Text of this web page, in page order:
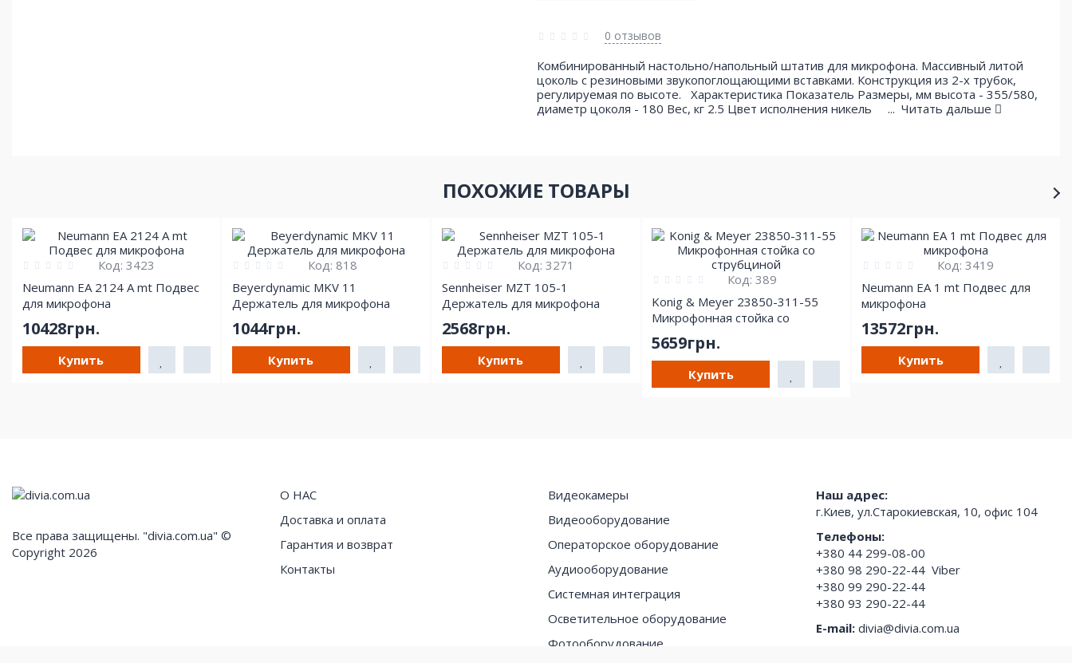
0 отзывов
Комбинированный настольно/напольный штатив для микрофона. Массивный литой
цоколь с резиновыми звукопоглощающими вставками. Конструкция из 2-х трубок,
регулируемая по высоте. Характеристика Показатель Размеры, мм высота - 355/580,
диаметр цоколя - 180 Вес, кг 2.5 Цвет исполнения никель ... Читать дальше
ПОХОЖИЕ ТОВАРЫ
Код: 3423
Neumann EA 2124 A mt Подвес
для микрофона
10428грн.
Купить
Код: 818
Beyerdynamic MKV 11
Держатель для микрофона
1044грн.
Купить
Код: 3271
Sennheiser MZT 105-1
Держатель для микрофона
2568грн.
Купить
Код:389
Konig & Meyer 23850-311-55
Микрофонная стойка со
5659грн.
Купить
Код:3419
Neumann EA 1 mt Подвес для
микрофона
13572грн.
Купить
Все права защищены. "divia.com.ua" ©
Copyright 2026
О НАС
Доставка и оплата
Гарантия и возврат
Контакты
Видеокамеры
Видеооборудование
Операторское оборудование
Аудиооборудование
Системная интеграция
Осветительное оборудование
Фотооборудование
Наш адрес:
г.Киев, ул.Старокиевская, 10, офис 104
Телефоны:
+380 44 299-08-00
+380 98 290-22-44 Viber
+380 99 290-22-44
+380 93 290-22-44
E-mail: divia@divia.com.ua